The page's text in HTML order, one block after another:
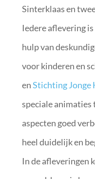
Sinterklaas en
Iedere aflevering
hulp van
voor kinderen en
enStichting Jonge
speciale animaties
aspecten goed
heel duidelijk en
In de afleveringen